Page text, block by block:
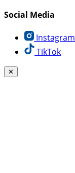
Social Media
Instagram
TikTok
✕